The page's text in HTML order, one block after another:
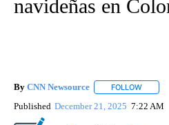
navideñas en
By CNN Newsource FOLLOW
Published December 21, 2025 7:22 AM